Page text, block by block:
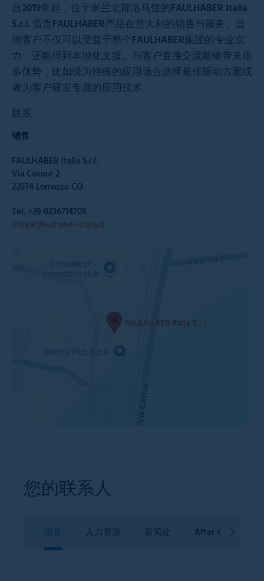
自2019年起，位于米兰北部洛马佐的FAULHABER Italia
S.r.l. 负责FAULHABER产品在意大利的销售与服务。当
地客户不仅可以受益于整个FAULHABER集团的专业实
力，还能得到本地化支援。与客户直接交流能够带来很
多优势，比如说为特殊的应用场合选择最佳驱动方案或
者为客户研发专属的应用技术。
联系
销售
FAULHABER Italia S.r.l.
Via Cavour 2
22074 Lomazzo CO
Tel. +39 0236714708
info[at]faulhaber-italia.it
您的联系人
销售 人力资源 新闻处 After sales